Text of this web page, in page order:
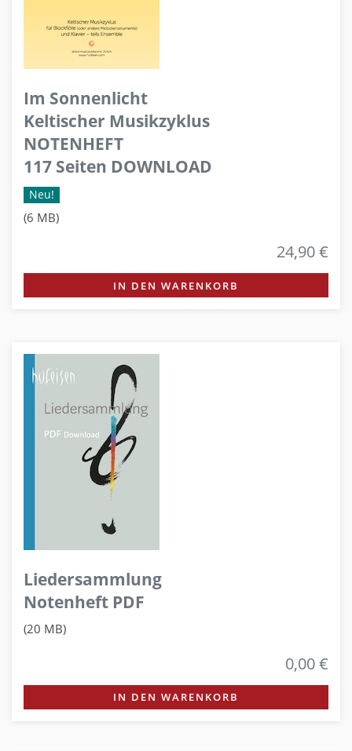
Im Sonnenlicht
Keltischer Musikzyklus
NOTENHEFT
117 Seiten DOWNLOAD
Neu!
(6 MB)
24,90 €
IN DEN WARENKORB
Liedersammlung
Notenheft PDF
(20 MB)
0,00 €
IN DEN WARENKORB